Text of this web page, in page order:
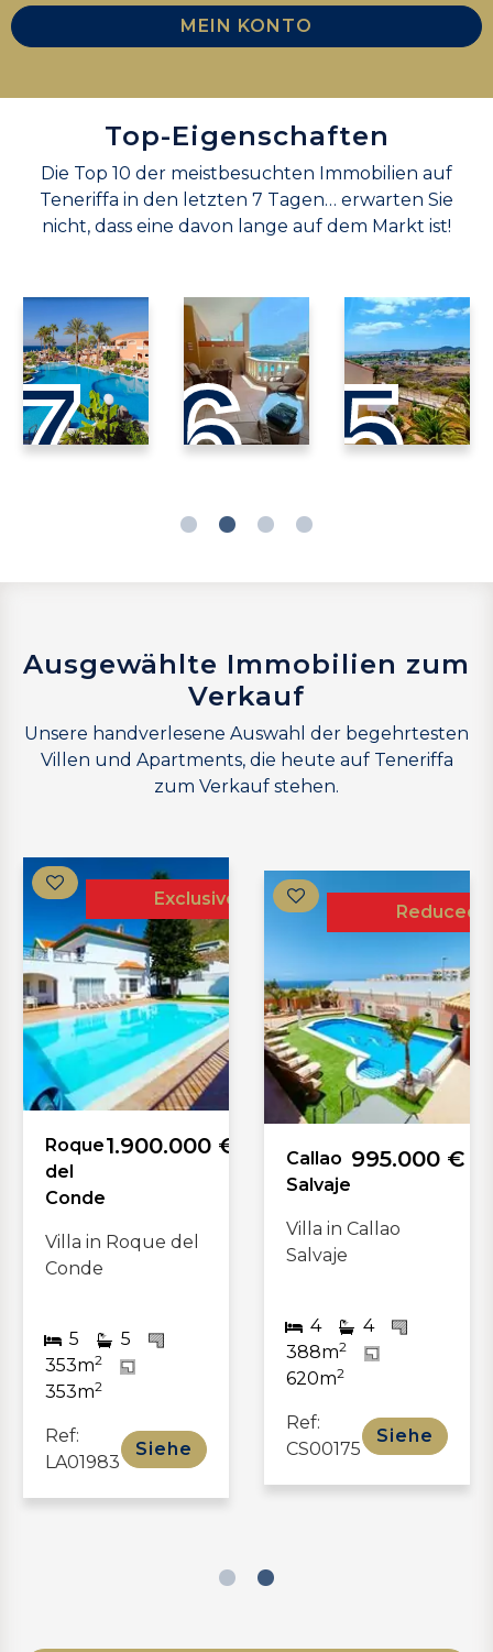
MEIN KONTO
Top-Eigenschaften
Die Top 10 der meistbesuchten Immobilien auf
Teneriffa in den letzten 7 Tagen… erwarten Sie
nicht, dass eine davon lange auf dem Markt ist!
7 6 5
Ausgewählte Immobilien zum
Verkauf
Unsere handverlesene Auswahl der begehrtesten
Villen und Apartments, die heute auf Teneriffa
zum Verkauf stehen.
Exclusive
Roque
del
Conde
1.900.000 €
Villa in Roque del
Conde
5
5
353m2
353m2
Ref:
LA01983
Siehe
Exclusive
Reduced
Callao
Salvaje
995.000 €
Villa in Callao
Salvaje
4
4
388m2
620m2
Ref:
CS00175
Siehe